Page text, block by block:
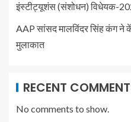
इंस्टीट्यूशंस (संशोधन) विधेयक-
AAP सांसद मालविंदर सिंह कंग ने
मुलाकात
RECENT
No comments to show.